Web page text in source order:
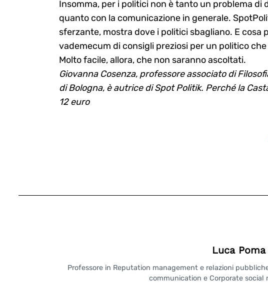
Insomma, per i politici non è tanto un problema di
quanto con la comunicazione in generale.
sferzante, mostra dove i politici sbagliano. E cosa
vademecum di consigli preziosi per un politico
Molto facile, allora, che non saranno ascoltati.
Giovanna Cosenza, professore associato di
di Bologna, è autrice di Spot Politik. Perché la
12 euro
Luca Poma
Professore in Reputation management e relazioni
communication e Corporate social